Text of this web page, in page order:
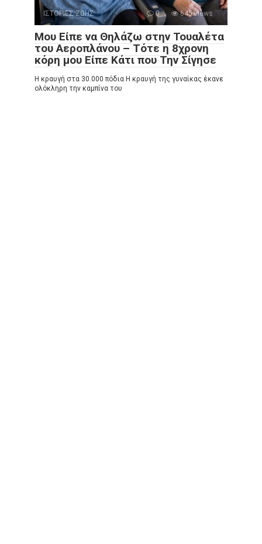
ΙΣΤΟΡΙΕΣ ΖΩΗΣ 0 645 views
Μου Είπε να Θηλάζω στην Τουαλέτα
του Αεροπλάνου – Τότε η 8χρονη
κόρη μου Είπε Κάτι που Την Σίγησε
Η κραυγή στα 30.000 πόδια Η κραυγή της γυναίκας έκανε
ολόκληρη την καμπίνα του